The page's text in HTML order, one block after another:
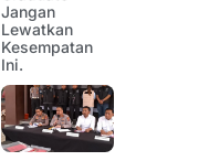
Jangan
Lewatkan
Kesempatan
Ini.